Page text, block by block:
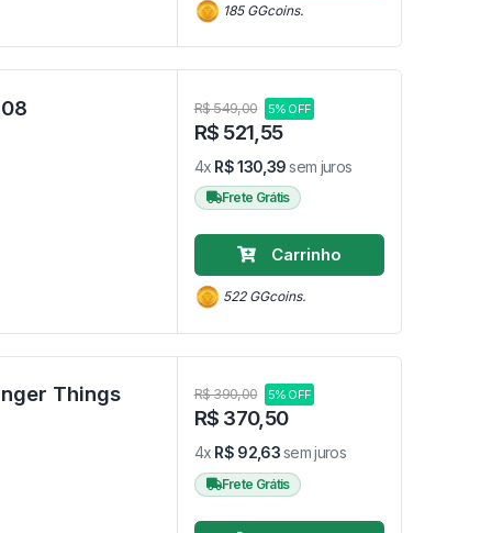
185 GGcoins.
Tunes #308 R$ 549,00 5% OFF
R$ 521,55
4x R$ 130,39sem juros
Frete Grátis
Carrinho
522 GGcoins.
Things R$ 390,00 5% OFF
R$ 370,50
4x R$ 92,63sem juros
Frete Grátis